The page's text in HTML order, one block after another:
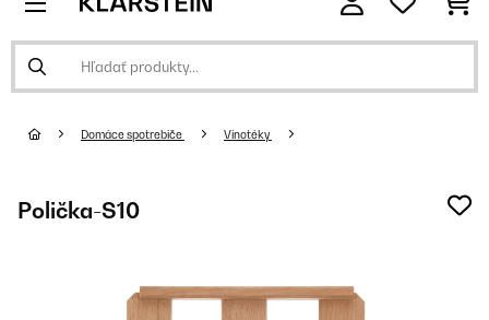
Domáce spotrebiče Vinotéky
Polička-S10